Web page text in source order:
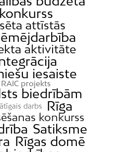
konkurss
attīstās
aktivitāte
iesaiste
RAIC projekts
biedrībām
darbs Rīga
konkurss
Satiksme
Rīgas domē